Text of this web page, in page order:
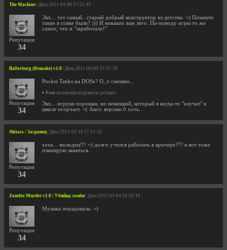
The Machine | Дата 2011-04-09 17:21:41
Репутация
34
Экх... тот самый.. старый добрый конструктор из детства. =) Помните
такие в совке были? ))) И никаких вам лего. По-поводу игры то же
самое, что и "заработало!"
Ballerburg (Remake) v1.0 | Дата 2011-04-09 17:17:39
Репутация
34
Pocket Tanks на DOSe? О_о смешно...
• Pren полчасика подумал и добавил:
Экх... игруня хорошая, но немецкий, который я когда-то "изучал" в
школе огорчает. =( Англ. версию б хоть..
Shitass / Засранец | Дата 2011-03-10 17:51:42
Репутация
34
хехе... молодец!!! =) долго учился работать в кричере??? я вот тоже
планирую заняться...
Zombie Murder v1.0 / Убийца зомби | Дата 2011-03-04 20:43:16
Репутация
34
Музыка порадовала. =)